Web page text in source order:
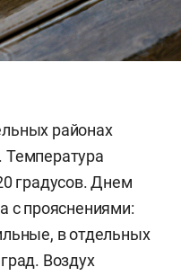
районах
градусов. Днем
с прояснениями:
в отдельных
Воздух